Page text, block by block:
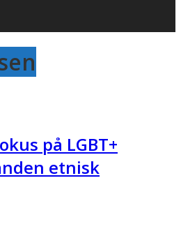
på LGBT+
etnisk